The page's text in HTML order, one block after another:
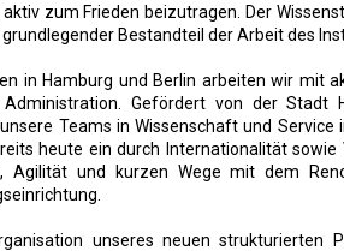
zum Frieden beizutragen. Der
Bestandteil der Arbeit des
in Hamburg und Berlin arbeiten wir mit
Gefördert von der Stadt
Teams in Wissenschaft und Service
heute ein durch Internationalität
Agilität und kurzen Wege mit dem
unseres neuen strukturierten